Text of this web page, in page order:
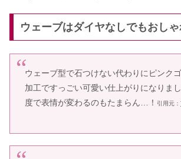
ウェーブはダイヤなしでもおし
ウェーブ型で石つけない代わりにピンク
加工ですっごい可愛い仕上がりになりま
度で表情が変わるのもたまらん…！
引用元：